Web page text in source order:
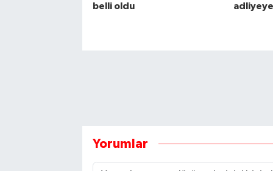
belli oldu
Yorumlar